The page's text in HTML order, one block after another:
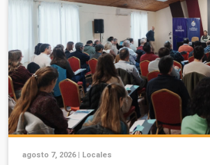
agosto 7, 2026 | Locales